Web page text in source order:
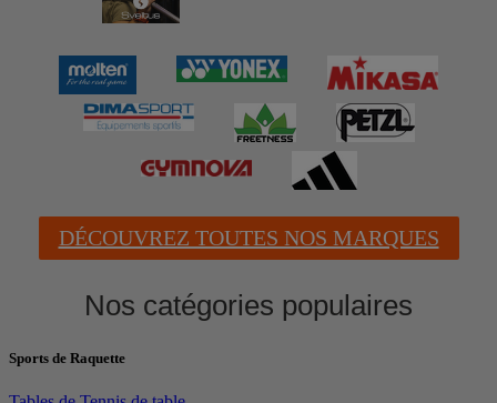
DÉCOUVREZ TOUTES NOS MARQUES
Nos catégories populaires
Sports de Raquette